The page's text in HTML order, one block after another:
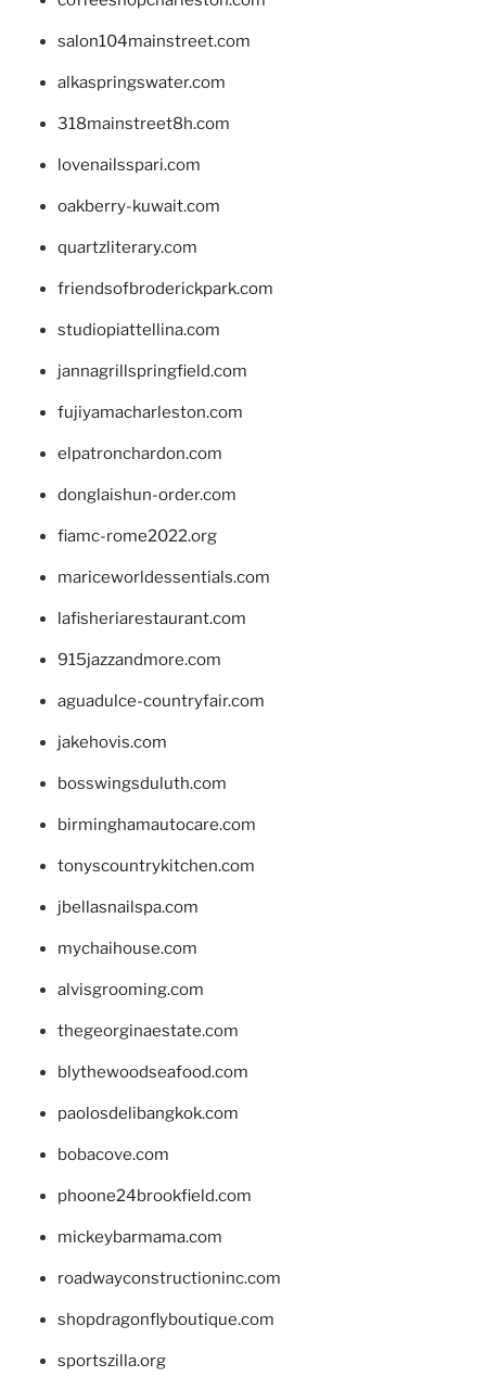
salon104mainstreet.com
alkaspringswater.com
318mainstreet8h.com
lovenailsspari.com
oakberry-kuwait.com
quartzliterary.com
friendsofbroderickpark.com
studiopiattellina.com
jannagrillspringfield.com
fujiyamacharleston.com
elpatronchardon.com
donglaishun-order.com
fiamc-rome2022.org
mariceworldessentials.com
lafisheriarestaurant.com
915jazzandmore.com
aguadulce-countryfair.com
jakehovis.com
bosswingsduluth.com
birminghamautocare.com
tonyscountrykitchen.com
jbellasnailspa.com
mychaihouse.com
alvisgrooming.com
thegeorginaestate.com
blythewoodseafood.com
paolosdelibangkok.com
bobacove.com
phoone24brookfield.com
mickeybarmama.com
roadwayconstructioninc.com
shopdragonflyboutique.com
sportszilla.org